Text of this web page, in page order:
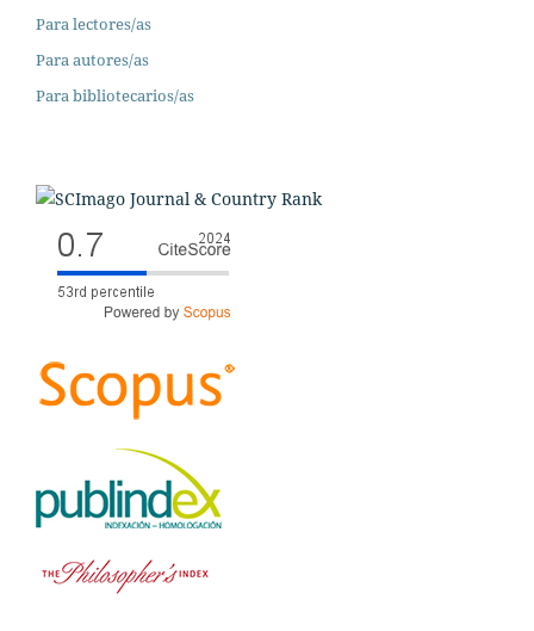
Para lectores/as
Para autores/as
Para bibliotecarios/as